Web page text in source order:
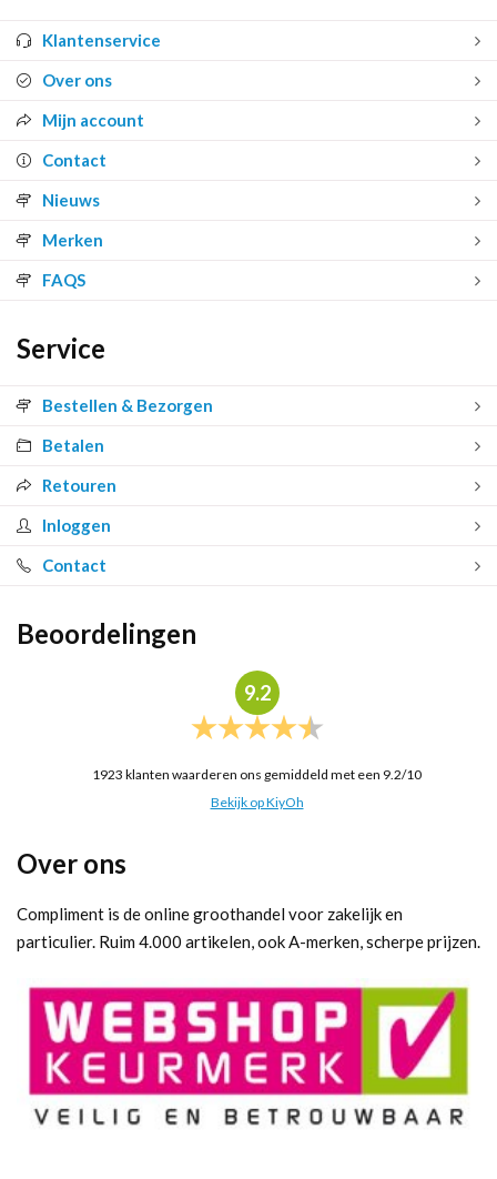
Klantenservice
Over ons
Mijn account
Contact
Nieuws
Merken
FAQS
Service
Bestellen & Bezorgen
Betalen
Retouren
Inloggen
Contact
Beoordelingen
9.2
1923 klanten waarderen ons gemiddeld met een 9.2/10
Bekijk op KiyOh
Over ons
Compliment is de online groothandel voor zakelijk en
particulier. Ruim 4.000 artikelen, ook A-merken, scherpe prijzen.